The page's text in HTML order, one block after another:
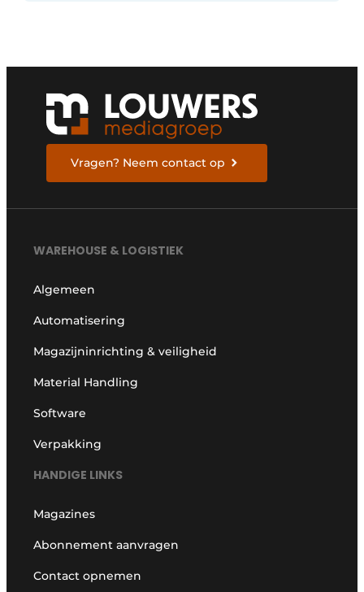
Vragen? Neem contact op
WAREHOUSE & LOGISTIEK
Algemeen
Automatisering
Magazijninrichting & veiligheid
Material Handling
Software
Verpakking
HANDIGE LINKS
Magazines
Abonnement aanvragen
Contact opnemen